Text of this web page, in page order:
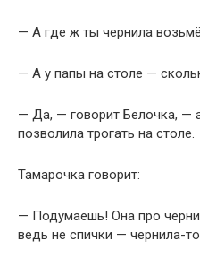
— А где ж ты чернила
— А у папы на столе —
— Да, — говорит Белочка, —
позволила трогать на столе.
Тамарочка говорит:
— Подумаешь! Она про
ведь не спички — чернила-